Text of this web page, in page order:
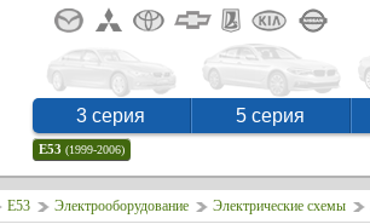
3 серия 5 серия
E53 (1999-2006)
E53 Электрооборудование Электрические схемы